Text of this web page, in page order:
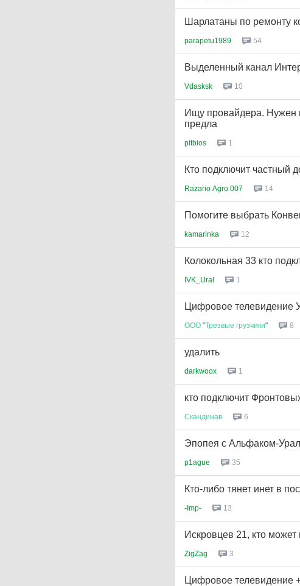
Шарлатаны по ремонту
parapetu1989 54
Выделенный канал
Vdasksk 10
Ищу провайдера. Нужен
предла
pitbios 1
Кто подключит частный
Razario Agro 007 14
Помогите выбрать
kamarinka 12
Колокольная 33 кто
IVK_Ural 1
Цифровое телевидение
ООО "Трезвые грузчики" 8
удалить
darkwoox 1
кто подключит
Скандинав 6
Эпопея с Альфаком-
p1ague 35
Кто-либо тянет инет в
-Imp- 13
Искровцев 21, кто может
ZigZag 3
Цифровое телевидение